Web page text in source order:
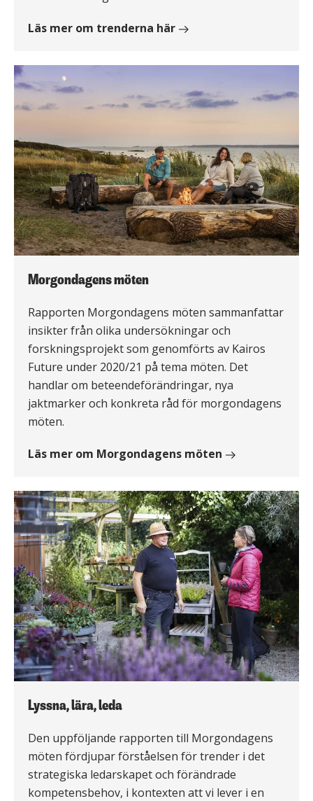
Läs mer om trenderna här
Morgondagens möten
Rapporten Morgondagens möten sammanfattar
insikter från olika undersökningar och
forskningsprojekt som genomförts av Kairos
Future under 2020/21 på tema möten. Det
handlar om beteendeförändringar, nya
jaktmarker och konkreta råd för morgondagens
möten.
Läs mer om Morgondagens möten
Lyssna, lära, leda
Den uppföljande rapporten till Morgondagens
möten fördjupar förståelsen för trender i det
strategiska ledarskapet och förändrade
kompetensbehov, i kontexten att vi lever i en